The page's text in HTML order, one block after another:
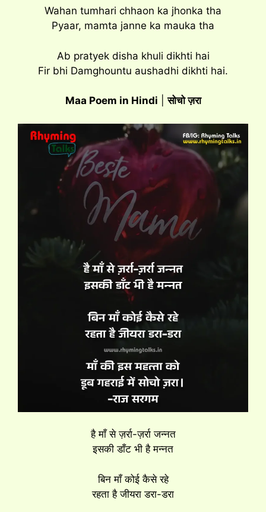
Wahan tumhari chhaon ka jhonka tha
Pyaar, mamta janne ka mauka tha
Ab pratyek disha khuli dikhti hai
Fir bhi Damghountu aushadhi dikhti hai.
Maa Poem in Hindi |सोचो ज़रा
है माँ से ज़र्रा-ज़र्रा जन्नत
इसकी डाँट भी है मन्नत
बिन माँ कोई कैसे रहे
रहता है जीयरा डरा-डरा